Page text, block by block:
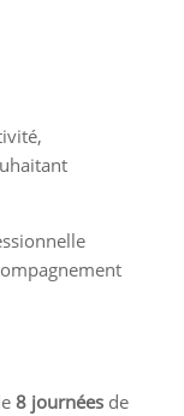
8 journéesde